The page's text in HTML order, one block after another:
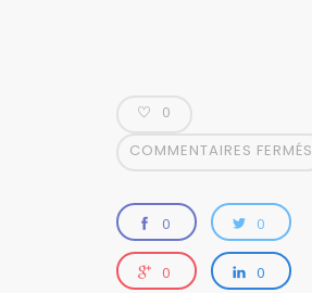
0
COMMENTAIRES FERMÉS
0 0
0 0